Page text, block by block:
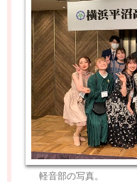
軽音部の写真。